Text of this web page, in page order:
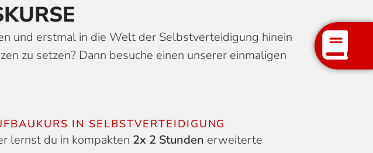
und erstmal in die Welt der Selbstverteidigung hinein
zu setzen? Dann besuche einen unserer einmaligen
IN SELBSTVERTEIDIGUNG
lernst du in kompakten 2x 2 Stunden erweiterte